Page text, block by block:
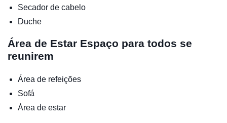
Secador de cabelo
Duche
Área de Estar Espaço para todos se
reunirem
Área de refeições
Sofá
Área de estar